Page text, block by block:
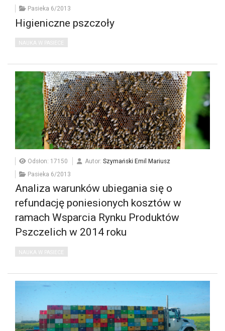
Pasieka 6/2013
Higieniczne pszczoły
NAUKA W PASIECE
Odsłon: 17150 Autor: Szymański Emil Mariusz
Pasieka 6/2013
Analiza warunków ubiegania się o
refundację poniesionych kosztów w
ramach Wsparcia Rynku Produktów
Pszczelich w 2014 roku
NAUKA W PASIECE